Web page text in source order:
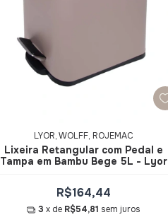
LYOR, WOLFF, ROJEMAC
Lixeira Retangular com Pedal e
Tampa em Bambu Bege 5L - Lyor
R$164,44
3 x de R$54,81 sem juros